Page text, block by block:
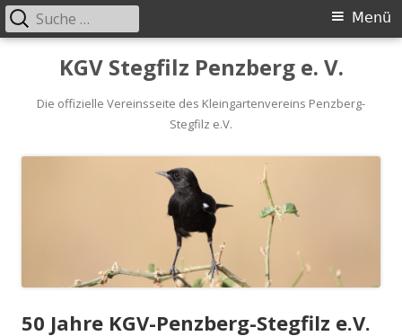
Inhalt
KGV Stegfilz Penzberg e. V.
Die offizielle Vereinsseite des Kleingartenvereins Penzberg-
Stegfilz e.V.
Primäres
Menü
Suche
nach:
50 Jahre KGV-Penzberg-Stegfilz e.V.